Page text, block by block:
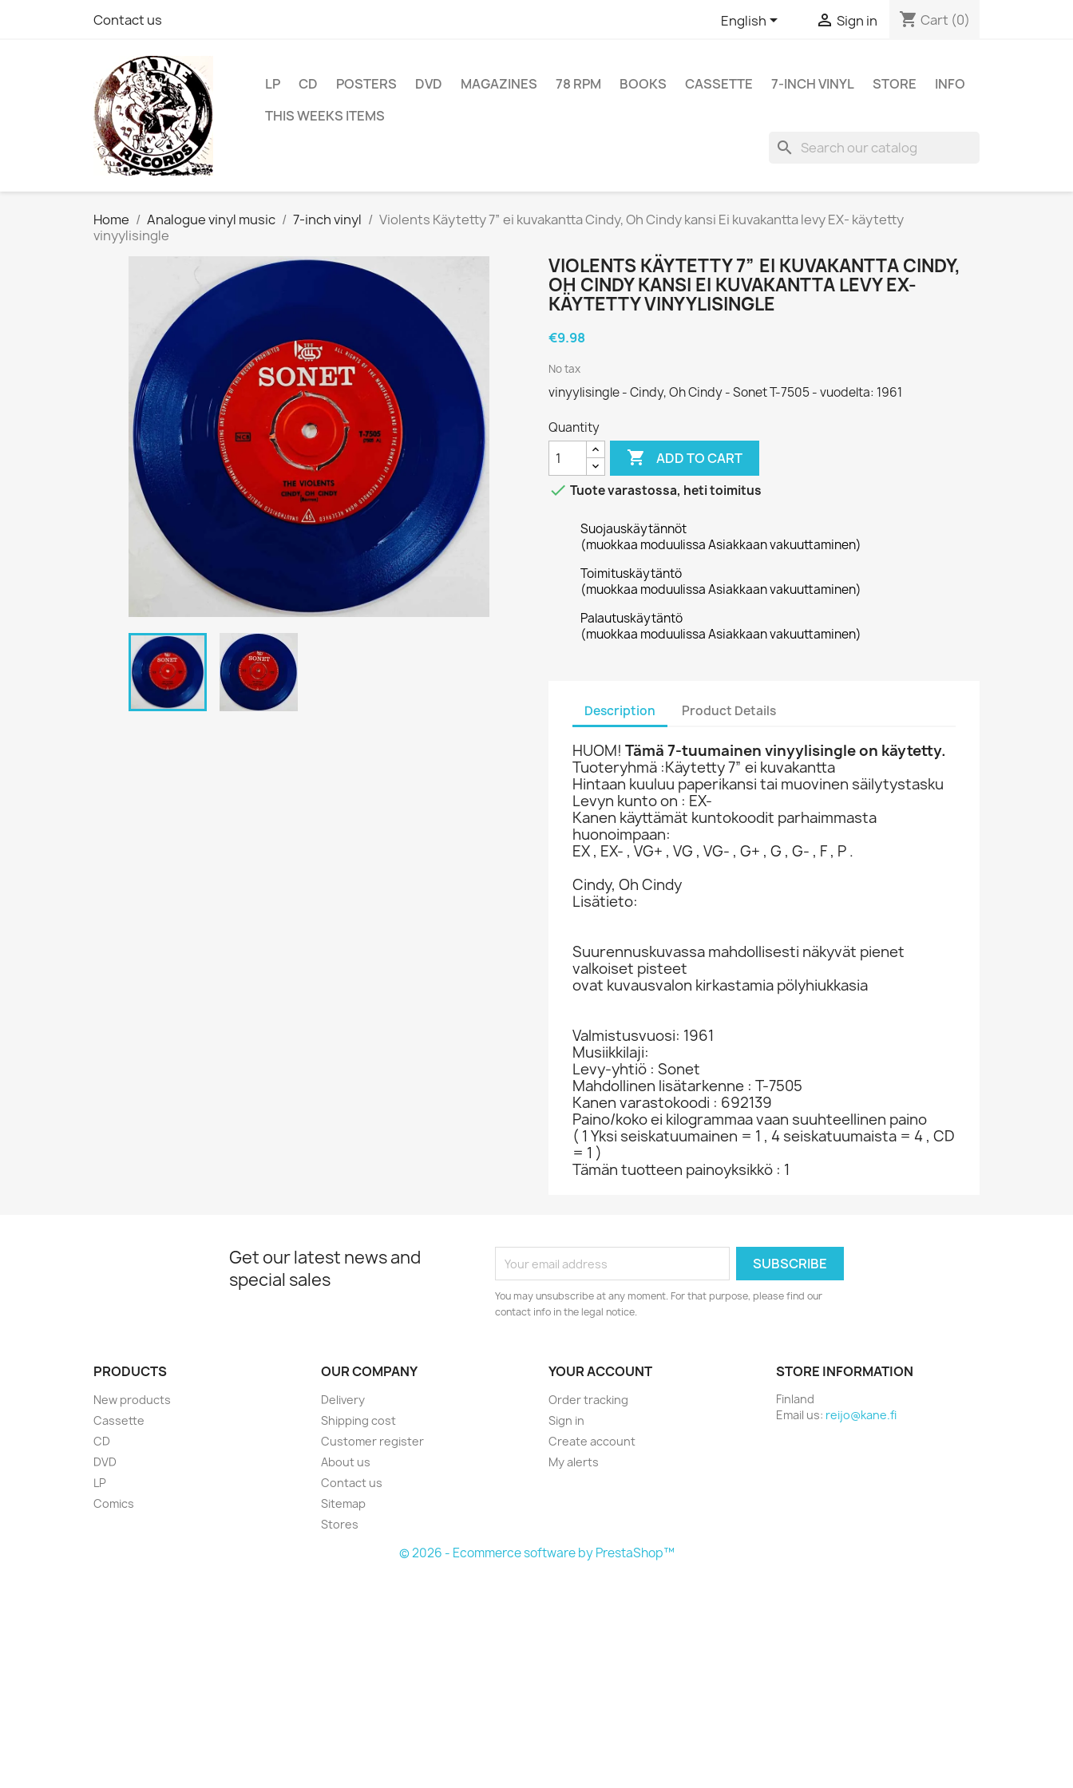
Contact us English  Sign in shopping_cart Cart (0)
LP CD POSTERS DVD MAGAZINES 78 RPM BOOKS CASSETTE 7-INCH VINYL STORE
INFO
THIS WEEKS ITEMS
search
Home Analogue vinyl music 7-inch vinyl
Violents Käytetty 7” ei kuvakantta Cindy, Oh Cindy kansi Ei kuvakantta levy EX- käytetty
vinyylisingle
VIOLENTS KÄYTETTY 7” EI KUVAKANTTA CINDY,
OH CINDY KANSI EI KUVAKANTTA LEVY EX-
KÄYTETTY VINYYLISINGLE
€9.98
No tax
vinyylisingle - Cindy, Oh Cindy - Sonet T-7505 - vuodelta: 1961
Quantity
 ADD TO CART
 Tuote varastossa, heti toimitus
Suojauskäytännöt
(muokkaa moduulissa Asiakkaan vakuuttaminen)
Toimituskäytäntö
(muokkaa moduulissa Asiakkaan vakuuttaminen)
Palautuskäytäntö
(muokkaa moduulissa Asiakkaan vakuuttaminen)
Description Product Details
HUOM! Tämä 7-tuumainen vinyylisingle on käytetty.
Tuoteryhmä :Käytetty 7” ei kuvakantta
Hintaan kuuluu paperikansi tai muovinen säilytystasku
Levyn kunto on : EX-
Kanen käyttämät kuntokoodit parhaimmasta
huonoimpaan:
EX , EX- , VG+ , VG , VG- , G+ , G , G- , F , P .
Cindy, Oh Cindy
Lisätieto:
Suurennuskuvassa mahdollisesti näkyvät pienet
valkoiset pisteet
ovat kuvausvalon kirkastamia pölyhiukkasia
Valmistusvuosi: 1961
Musiikkilaji:
Levy-yhtiö : Sonet
Mahdollinen lisätarkenne : T-7505
Kanen varastokoodi : 692139
Paino/koko ei kilogrammaa vaan suuhteellinen paino
( 1 Yksi seiskatuumainen = 1 , 4 seiskatuumaista = 4 , CD
= 1 )
Tämän tuotteen painoyksikkö : 1
Get our latest news and
special sales
You may unsubscribe at any moment. For that purpose, please find our
contact info in the legal notice.
PRODUCTS
New products
Cassette
CD
DVD
LP
Comics
OUR COMPANY
Delivery
Shipping cost
Customer register
About us
Contact us
Sitemap
Stores
YOUR ACCOUNT
Order tracking
Sign in
Create account
My alerts
STORE INFORMATION
Finland
Email us: reijo@kane.fi
© 2026 - Ecommerce software by PrestaShop™